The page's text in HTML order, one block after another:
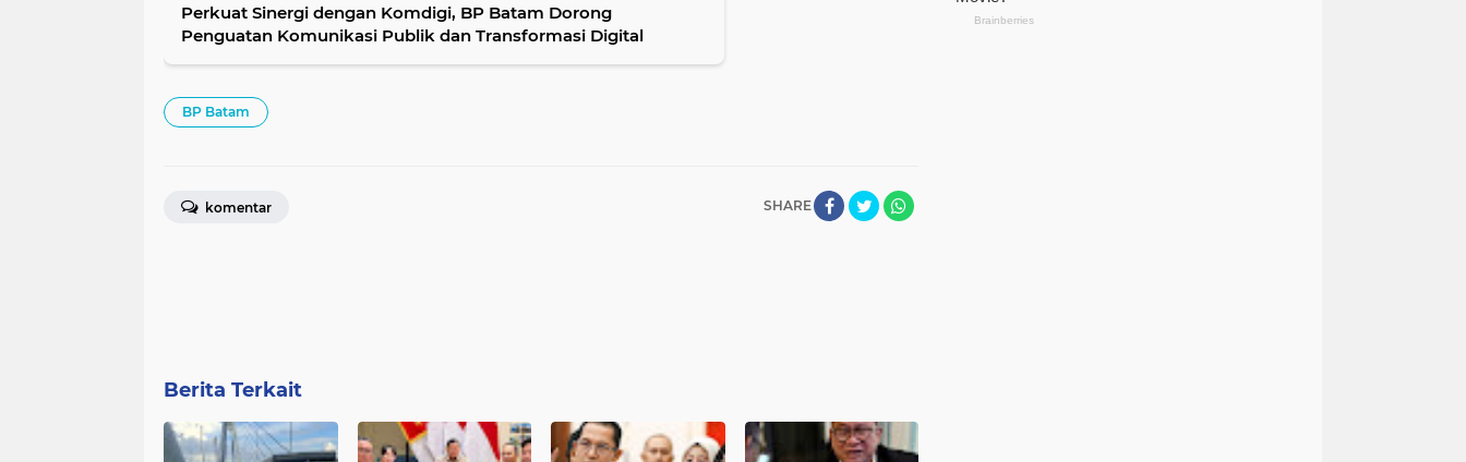
Perkuat Sinergi dengan Komdigi, BP Batam Dorong
Penguatan Komunikasi Publik dan Transformasi Digital
BP Batam
SHARE
komentar
Berita Terkait